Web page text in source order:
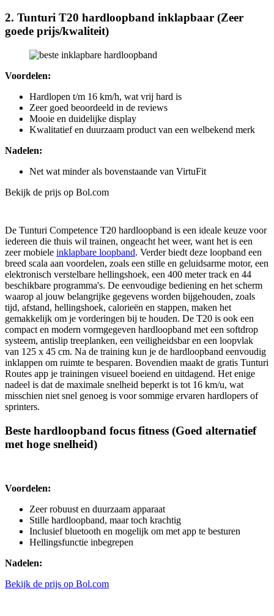
2. Tunturi T20 hardloopband inklapbaar (Zeer
goede prijs/kwaliteit)
Voordelen:
Hardlopen t/m 16 km/h, wat vrij hard is
Zeer goed beoordeeld in de reviews
Mooie en duidelijke display
Kwalitatief en duurzaam product van een welbekend merk
Nadelen:
Net wat minder als bovenstaande van VirtuFit
Bekijk de prijs op Bol.com
De Tunturi Competence T20 hardloopband is een ideale keuze voor
iedereen die thuis wil trainen, ongeacht het weer, want het is een
zeer mobiele inklapbare loopband. Verder biedt deze loopband een
breed scala aan voordelen, zoals een stille en geluidsarme motor, een
elektronisch verstelbare hellingshoek, een 400 meter track en 44
beschikbare programma's. De eenvoudige bediening en het scherm
waarop al jouw belangrijke gegevens worden bijgehouden, zoals
tijd, afstand, hellingshoek, calorieën en stappen, maken het
gemakkelijk om je vorderingen bij te houden. De T20 is ook een
compact en modern vormgegeven hardloopband met een softdrop
systeem, antislip treeplanken, een veiligheidsbar en een loopvlak
van 125 x 45 cm. Na de training kun je de hardloopband eenvoudig
inklappen om ruimte te besparen. Bovendien maakt de gratis Tunturi
Routes app je trainingen visueel boeiend en uitdagend. Het enige
nadeel is dat de maximale snelheid beperkt is tot 16 km/u, wat
misschien niet snel genoeg is voor sommige ervaren hardlopers of
sprinters.
Beste hardloopband focus fitness (Goed alternatief
met hoge snelheid)
Voordelen:
Zeer robuust en duurzaam apparaat
Stille hardloopband, maar toch krachtig
Inclusief bluetooth en mogelijk om met app te besturen
Hellingsfunctie inbegrepen
Nadelen:
Bekijk de prijs op Bol.com